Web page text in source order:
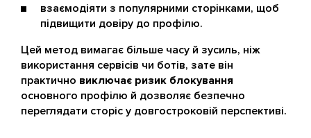
взаємодіяти з популярними сторінками, щоб
підвищити довіру до профілю.
Цей метод вимагає більше часу й зусиль, ніж
використання сервісів чи ботів, зате він
практично виключає ризик блокування
основного профілю й дозволяє безпечно
переглядати сторіс у довгостроковій перспективі.